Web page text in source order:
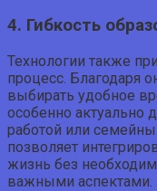
4. Гибкость
Технологии также
процесс. Благодаря
выбирать удобное
особенно
работой или
позволяет
жизнь без
важными аспектами.